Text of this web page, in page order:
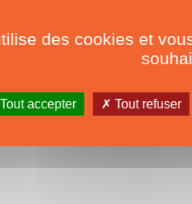
des cookies et
Tout accepter Tout refuser